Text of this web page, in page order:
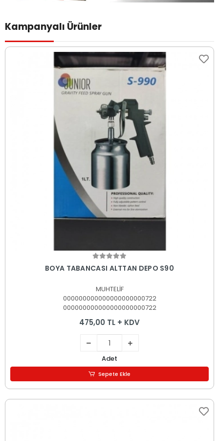
Kampanyalı Ürünler
Sepete Ekle
BOYA TABANCASI ALTTAN DEPO S90
MUHTELİF
000000000000000000000722
000000000000000000000722
475,00 TL + KDV
Adet
Sepete Ekle